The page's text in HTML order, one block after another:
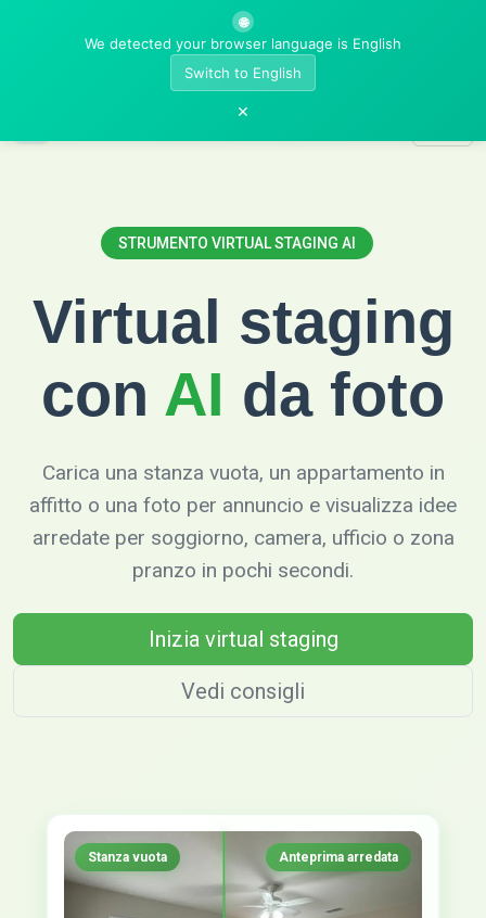
🌐
We detected your browser language is English
Switch to English
×
AI Room Designer
STRUMENTO VIRTUAL STAGING AI
Virtual staging
con AI da foto
Carica una stanza vuota, un appartamento in
affitto o una foto per annuncio e visualizza idee
arredate per soggiorno, camera, ufficio o zona
pranzo in pochi secondi.
Inizia virtual staging
Vedi consigli
Stanza vuota Anteprima arredata